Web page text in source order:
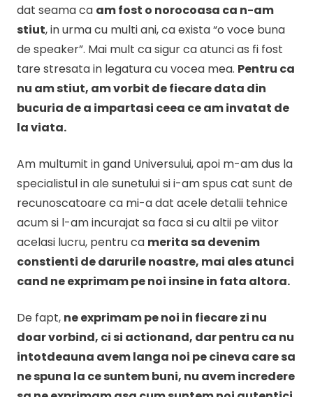
dat seama ca am fost o norocoasa ca n-am
stiut, in urma cu multi ani, ca exista “o voce buna
de speaker”. Mai mult ca sigur ca atunci as fi fost
tare stresata in legatura cu vocea mea. Pentru ca
nu am stiut, am vorbit de fiecare data din
bucuria de a impartasi ceea ce am invatat de
la viata.
Am multumit in gand Universului, apoi m-am dus la
specialistul in ale sunetului si i-am spus cat sunt de
recunoscatoare ca mi-a dat acele detalii tehnice
acum si l-am incurajat sa faca si cu altii pe viitor
acelasi lucru, pentru ca merita sa devenim
constienti de darurile noastre, mai ales atunci
cand ne exprimam pe noi insine in fata altora.
De fapt, ne exprimam pe noi in fiecare zi nu
doar vorbind, ci si actionand, dar pentru ca nu
intotdeauna avem langa noi pe cineva care sa
ne spuna la ce suntem buni, nu avem incredere